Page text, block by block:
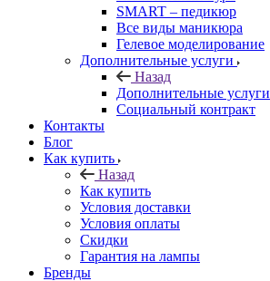
SMART – педикюр
Все виды маникюра
Гелевое моделирование
Дополнительные услуги
Назад
Дополнительные услуги
Социальный контракт
Контакты
Блог
Как купить
Назад
Как купить
Условия доставки
Условия оплаты
Скидки
Гарантия на лампы
Бренды